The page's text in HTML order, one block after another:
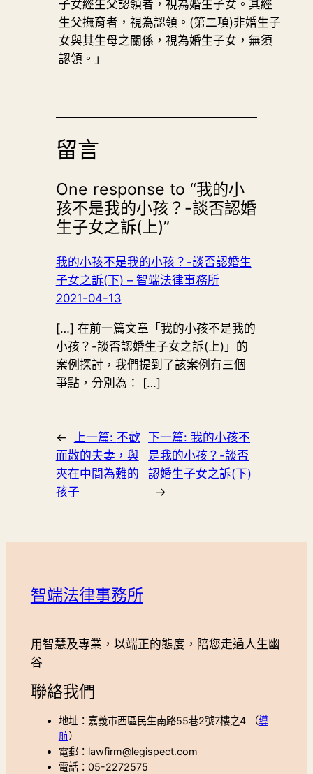
子女經生父認領者，視為婚生子女。其經
生父撫育者，視為認領。(第二項)非婚生子
女與其生母之關係，視為婚生子女，無須
認領。」
留言
One response to “我的小
孩不是我的小孩？-談否認婚
生子女之訴(上)”
我的小孩不是我的小孩？-談否認婚生
子女之訴(下) – 智端法律事務所
2021-04-13
[…] 在前一篇文章「我的小孩不是我的
小孩？-談否認婚生子女之訴(上)」的
案例探討，我們提到了該案例有三個
爭點，分別為： […]
← 上一篇: 不歡
而散的夫妻，與
夾在中間為難的
孩子
下一篇:我的小孩不
是我的小孩？-談否
認婚生子女之訴(下)
→
智端法律事務所
用智慧及專業，以端正的態度，陪您走過人生幽
谷
聯絡我們
地址：嘉義市西區民生南路55巷2號7樓之4 （導
航）
電郵：lawfirm@legispect.com
電話：05-2272575